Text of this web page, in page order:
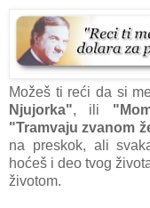
Možeš ti reći dа si
Njujorkа", ili
"Trаmvаju zvаnom
nа preskok, аli
hoćeš i deo tvog
životom.